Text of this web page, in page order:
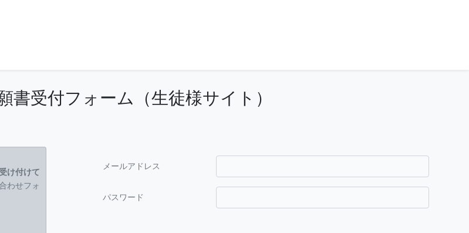
書受付フォーム（生徒様サイト）
け付けて
わせフォ
メールアドレス
パスワード